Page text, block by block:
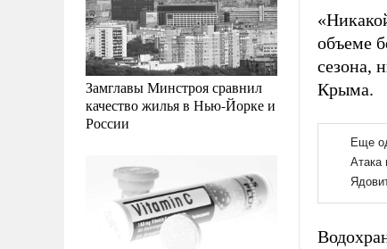
Замглавы Минстроя сравнил
качество жилья в Нью-Йорке и
России
объеме
сезона,
Крыма.